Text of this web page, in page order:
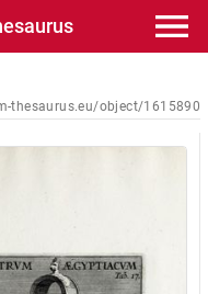
thesaurus.eu/object/1615890